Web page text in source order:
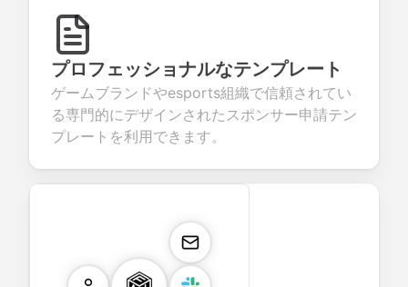
プロフェッショナルなテンプレート
ゲームブランドやesports組織で信頼されてい
る専門的にデザインされたスポンサー申請テン
プレートを利用できます。